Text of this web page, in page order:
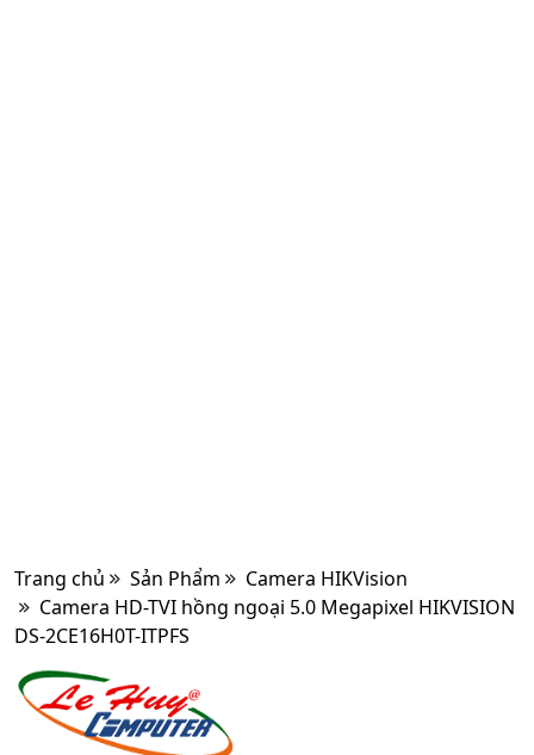
Trang chủ Sản Phẩm
Camera HIKVision
Camera HD-TVI hồng ngoại 5.0 Megapixel HIKVISION
DS-2CE16H0T-ITPFS